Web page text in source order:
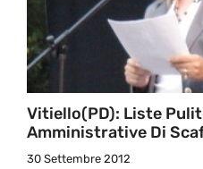
Vitiello(PD): Liste
Amministrative Di
30 Settembre 2012